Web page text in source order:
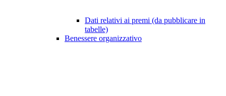
Dati relativi ai premi (da pubblicare in
tabelle)
Benessere organizzativo